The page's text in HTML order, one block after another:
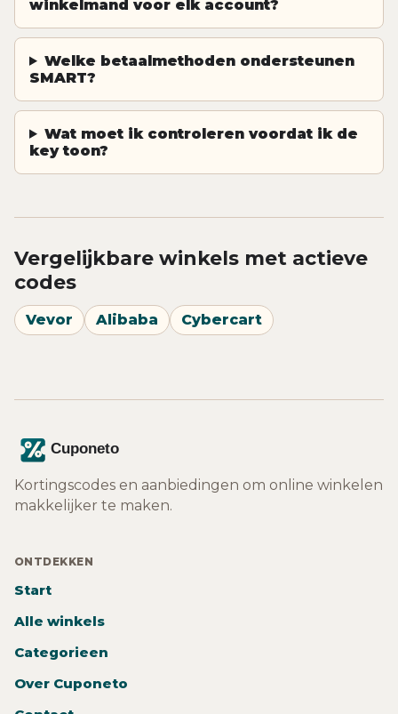
winkelmand voor elk account?
Welke betaalmethoden ondersteunen
SMART?
Wat moet ik controleren voordat ik de
key toon?
Vergelijkbare winkels met actieve
codes
Vevor Alibaba Cybercart
Kortingscodes en aanbiedingen om online winkelen
makkelijker te maken.
ONTDEKKEN
Start
Alle winkels
Categorieen
Over Cuponeto